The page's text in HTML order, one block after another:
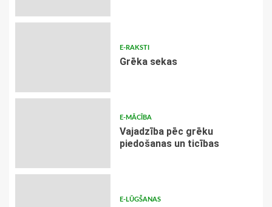
E-RAKSTI
Grēka sekas
E-MĀCĪBA
Vajadzība pēc grēku
piedošanas un ticības
E-LŪGŠANAS